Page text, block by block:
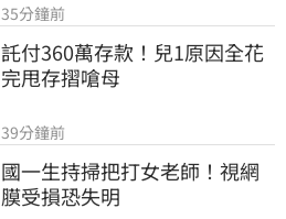
35分鐘前
託付360萬存款！兒1原因全花
完甩存摺嗆母
39分鐘前
國一生持掃把打女老師！視網
膜受損恐失明